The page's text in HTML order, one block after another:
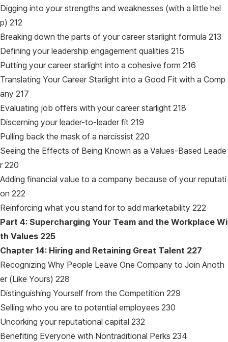
Digging into your strengths and weaknesses (with a little hel
p) 212
Breaking down the parts of your career starlight formula 213
Defining your leadership engagement qualities 215
Putting your career starlight into a cohesive form 216
Translating Your Career Starlight into a Good Fit with a Comp
any 217
Evaluating job offers with your career starlight 218
Discerning your leader-to-leader fit 219
Pulling back the mask of a narcissist 220
Seeing the Effects of Being Known as a Values-Based Leade
r 220
Adding financial value to a company because of your reputati
on 222
Reinforcing what you stand for to add marketability 222
Part 4: Supercharging Your Team and the Workplace Wi
th Values 225
Chapter 14: Hiring and Retaining Great Talent 227
Recognizing Why People Leave One Company to Join Anoth
er (Like Yours) 228
Distinguishing Yourself from the Competition 229
Selling who you are to potential employees 230
Uncorking your reputational capital 232
Benefiting Everyone with Nontraditional Perks 234